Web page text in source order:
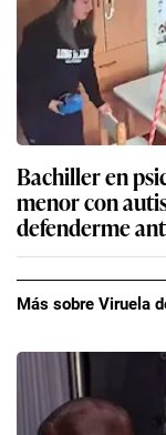
Bachiller en
menor con
defenderme
Más sobre Viruela